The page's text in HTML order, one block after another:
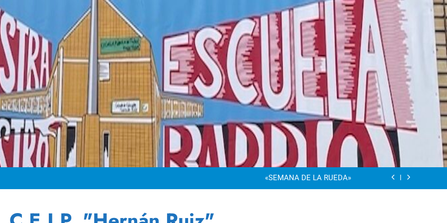
“Visibles Sí”
Dia De La Familia
«SEMANA DE LA RUEDA»